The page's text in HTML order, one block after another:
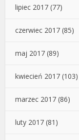
lipiec 2017 (77)
czerwiec 2017 (85)
maj 2017 (89)
kwiecień 2017 (103)
marzec 2017 (86)
luty 2017 (81)